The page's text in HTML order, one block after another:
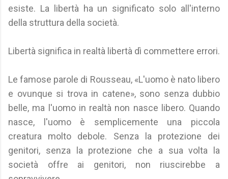
esiste. La libertà ha un significato solo all'interno
della struttura della società.
Libertà significa in realtà libertà dì commettere errori.
Le famose parole di Rousseau, «L'uomo è nato libero
e ovunque si trova in catene», sono senza dubbio
belle, ma l'uomo in realtà non nasce libero. Quando
nasce, l'uomo è semplicemente una piccola
creatura molto debole. Senza la protezione dei
genitori, senza la protezione che a sua volta la
società offre ai genitori, non riuscirebbe a